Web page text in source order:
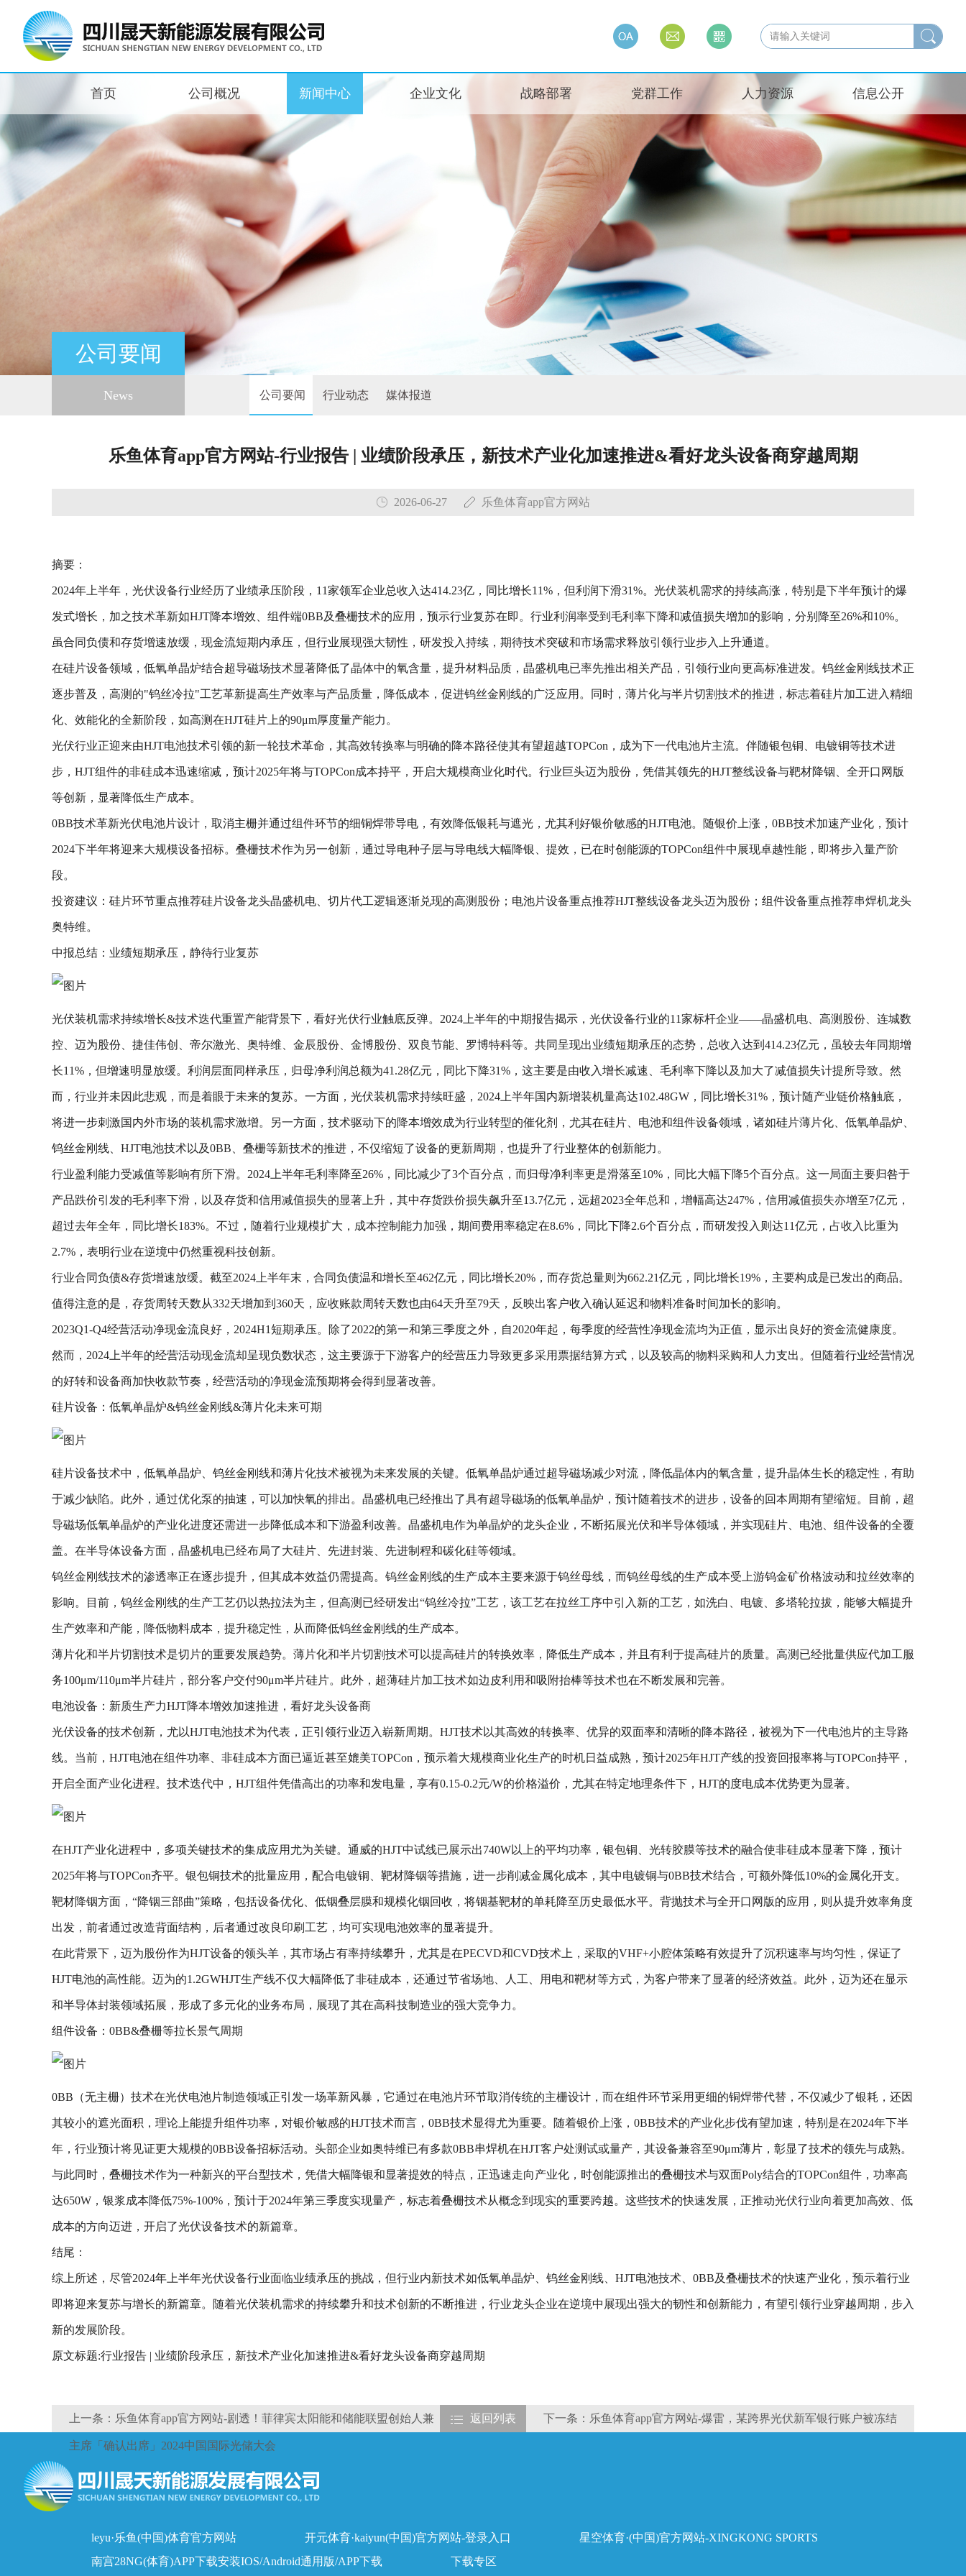
首页 公司概况 新闻中心 企业文化 战略部署 党群工作 人力资源 信息公开
公司要闻
News 公司要闻 行业动态 媒体报道
乐鱼体育app官方网站-行业报告 | 业绩阶段承压，新技术产业化加速推进&看好龙头设备商穿越周期
2026-06-27 乐鱼体育app官方网站
摘要：
2024年上半年，光伏设备行业经历了业绩承压阶段，11家领军企业总收入达414.23亿，同比增长11%，但利润下滑31%。光伏装机需求的持续高涨，特别是下半年预计的爆
发式增长，加之技术革新如HJT降本增效、组件端0BB及叠栅技术的应用，预示行业复苏在即。行业利润率受到毛利率下降和减值损失增加的影响，分别降至26%和10%。
虽合同负债和存货增速放缓，现金流短期内承压，但行业展现强大韧性，研发投入持续，期待技术突破和市场需求释放引领行业步入上升通道。
在硅片设备领域，低氧单晶炉结合超导磁场技术显著降低了晶体中的氧含量，提升材料品质，晶盛机电已率先推出相关产品，引领行业向更高标准进发。钨丝金刚线技术正
逐步普及，高测的"钨丝冷拉"工艺革新提高生产效率与产品质量，降低成本，促进钨丝金刚线的广泛应用。同时，薄片化与半片切割技术的推进，标志着硅片加工进入精细
化、效能化的全新阶段，如高测在HJT硅片上的90μm厚度量产能力。
光伏行业正迎来由HJT电池技术引领的新一轮技术革命，其高效转换率与明确的降本路径使其有望超越TOPCon，成为下一代电池片主流。伴随银包铜、电镀铜等技术进
步，HJT组件的非硅成本迅速缩减，预计2025年将与TOPCon成本持平，开启大规模商业化时代。行业巨头迈为股份，凭借其领先的HJT整线设备与靶材降铟、全开口网版
等创新，显著降低生产成本。
0BB技术革新光伏电池片设计，取消主栅并通过组件环节的细铜焊带导电，有效降低银耗与遮光，尤其利好银价敏感的HJT电池。随银价上涨，0BB技术加速产业化，预计
2024下半年将迎来大规模设备招标。叠栅技术作为另一创新，通过导电种子层与导电线大幅降银、提效，已在时创能源的TOPCon组件中展现卓越性能，即将步入量产阶
段。
投资建议：硅片环节重点推荐硅片设备龙头晶盛机电、切片代工逻辑逐渐兑现的高测股份；电池片设备重点推荐HJT整线设备龙头迈为股份；组件设备重点推荐串焊机龙头
奥特维。
中报总结：业绩短期承压，静待行业复苏
光伏装机需求持续增长&技术迭代重置产能背景下，看好光伏行业触底反弹。2024上半年的中期报告揭示，光伏设备行业的11家标杆企业——晶盛机电、高测股份、连城数
控、迈为股份、捷佳伟创、帝尔激光、奥特维、金辰股份、金博股份、双良节能、罗博特科等。共同呈现出业绩短期承压的态势，总收入达到414.23亿元，虽较去年同期增
长11%，但增速明显放缓。利润层面同样承压，归母净利润总额为41.28亿元，同比下降31%，这主要是由收入增长减速、毛利率下降以及加大了减值损失计提所导致。然
而，行业并未因此悲观，而是着眼于未来的复苏。一方面，光伏装机需求持续旺盛，2024上半年国内新增装机量高达102.48GW，同比增长31%，预计随产业链价格触底，
将进一步刺激国内外市场的装机需求激增。另一方面，技术驱动下的降本增效成为行业转型的催化剂，尤其在硅片、电池和组件设备领域，诸如硅片薄片化、低氧单晶炉、
钨丝金刚线、HJT电池技术以及0BB、叠栅等新技术的推进，不仅缩短了设备的更新周期，也提升了行业整体的创新能力。
行业盈利能力受减值等影响有所下滑。2024上半年毛利率降至26%，同比减少了3个百分点，而归母净利率更是滑落至10%，同比大幅下降5个百分点。这一局面主要归咎于
产品跌价引发的毛利率下滑，以及存货和信用减值损失的显著上升，其中存货跌价损失飙升至13.7亿元，远超2023全年总和，增幅高达247%，信用减值损失亦增至7亿元，
超过去年全年，同比增长183%。不过，随着行业规模扩大，成本控制能力加强，期间费用率稳定在8.6%，同比下降2.6个百分点，而研发投入则达11亿元，占收入比重为
2.7%，表明行业在逆境中仍然重视科技创新。
行业合同负债&存货增速放缓。截至2024上半年末，合同负债温和增长至462亿元，同比增长20%，而存货总量则为662.21亿元，同比增长19%，主要构成是已发出的商品。
值得注意的是，存货周转天数从332天增加到360天，应收账款周转天数也由64天升至79天，反映出客户收入确认延迟和物料准备时间加长的影响。
2023Q1-Q4经营活动净现金流良好，2024H1短期承压。除了2022的第一和第三季度之外，自2020年起，每季度的经营性净现金流均为正值，显示出良好的资金流健康度。
然而，2024上半年的经营活动现金流却呈现负数状态，这主要源于下游客户的经营压力导致更多采用票据结算方式，以及较高的物料采购和人力支出。但随着行业经营情况
的好转和设备商加快收款节奏，经营活动的净现金流预期将会得到显著改善。
硅片设备：低氧单晶炉&钨丝金刚线&薄片化未来可期
硅片设备技术中，低氧单晶炉、钨丝金刚线和薄片化技术被视为未来发展的关键。低氧单晶炉通过超导磁场减少对流，降低晶体内的氧含量，提升晶体生长的稳定性，有助
于减少缺陷。此外，通过优化泵的抽速，可以加快氧的排出。晶盛机电已经推出了具有超导磁场的低氧单晶炉，预计随着技术的进步，设备的回本周期有望缩短。目前，超
导磁场低氧单晶炉的产业化进度还需进一步降低成本和下游盈利改善。晶盛机电作为单晶炉的龙头企业，不断拓展光伏和半导体领域，并实现硅片、电池、组件设备的全覆
盖。在半导体设备方面，晶盛机电已经布局了大硅片、先进封装、先进制程和碳化硅等领域。
钨丝金刚线技术的渗透率正在逐步提升，但其成本效益仍需提高。钨丝金刚线的生产成本主要来源于钨丝母线，而钨丝母线的生产成本受上游钨金矿价格波动和拉丝效率的
影响。目前，钨丝金刚线的生产工艺仍以热拉法为主，但高测已经研发出“钨丝冷拉”工艺，该工艺在拉丝工序中引入新的工艺，如洗白、电镀、多塔轮拉拔，能够大幅提升
生产效率和产能，降低物料成本，提升稳定性，从而降低钨丝金刚线的生产成本。
薄片化和半片切割技术是切片的重要发展趋势。薄片化和半片切割技术可以提高硅片的转换效率，降低生产成本，并且有利于提高硅片的质量。高测已经批量供应代加工服
务100μm/110μm半片硅片，部分客户交付90μm半片硅片。此外，超薄硅片加工技术如边皮利用和吸附抬棒等技术也在不断发展和完善。
电池设备：新质生产力HJT降本增效加速推进，看好龙头设备商
光伏设备的技术创新，尤以HJT电池技术为代表，正引领行业迈入崭新周期。HJT技术以其高效的转换率、优异的双面率和清晰的降本路径，被视为下一代电池片的主导路
线。当前，HJT电池在组件功率、非硅成本方面已逼近甚至媲美TOPCon，预示着大规模商业化生产的时机日益成熟，预计2025年HJT产线的投资回报率将与TOPCon持平，
开启全面产业化进程。技术迭代中，HJT组件凭借高出的功率和发电量，享有0.15-0.2元/W的价格溢价，尤其在特定地理条件下，HJT的度电成本优势更为显著。
在HJT产业化进程中，多项关键技术的集成应用尤为关键。通威的HJT中试线已展示出740W以上的平均功率，银包铜、光转胶膜等技术的融合使非硅成本显著下降，预计
2025年将与TOPCon齐平。银包铜技术的批量应用，配合电镀铜、靶材降铟等措施，进一步削减金属化成本，其中电镀铜与0BB技术结合，可额外降低10%的金属化开支。
靶材降铟方面，“降铟三部曲”策略，包括设备优化、低铟叠层膜和规模化铟回收，将铟基靶材的单耗降至历史最低水平。背抛技术与全开口网版的应用，则从提升效率角度
出发，前者通过改造背面结构，后者通过改良印刷工艺，均可实现电池效率的显著提升。
在此背景下，迈为股份作为HJT设备的领头羊，其市场占有率持续攀升，尤其是在PECVD和CVD技术上，采取的VHF+小腔体策略有效提升了沉积速率与均匀性，保证了
HJT电池的高性能。迈为的1.2GWHJT生产线不仅大幅降低了非硅成本，还通过节省场地、人工、用电和靶材等方式，为客户带来了显著的经济效益。此外，迈为还在显示
和半导体封装领域拓展，形成了多元化的业务布局，展现了其在高科技制造业的强大竞争力。
组件设备：0BB&叠栅等拉长景气周期
0BB（无主栅）技术在光伏电池片制造领域正引发一场革新风暴，它通过在电池片环节取消传统的主栅设计，而在组件环节采用更细的铜焊带代替，不仅减少了银耗，还因
其较小的遮光面积，理论上能提升组件功率，对银价敏感的HJT技术而言，0BB技术显得尤为重要。随着银价上涨，0BB技术的产业化步伐有望加速，特别是在2024年下半
年，行业预计将见证更大规模的0BB设备招标活动。头部企业如奥特维已有多款0BB串焊机在HJT客户处测试或量产，其设备兼容至90μm薄片，彰显了技术的领先与成熟。
与此同时，叠栅技术作为一种新兴的平台型技术，凭借大幅降银和显著提效的特点，正迅速走向产业化，时创能源推出的叠栅技术与双面Poly结合的TOPCon组件，功率高
达650W，银浆成本降低75%-100%，预计于2024年第三季度实现量产，标志着叠栅技术从概念到现实的重要跨越。这些技术的快速发展，正推动光伏行业向着更加高效、低
成本的方向迈进，开启了光伏设备技术的新篇章。
结尾：
综上所述，尽管2024年上半年光伏设备行业面临业绩承压的挑战，但行业内新技术如低氧单晶炉、钨丝金刚线、HJT电池技术、0BB及叠栅技术的快速产业化，预示着行业
即将迎来复苏与增长的新篇章。随着光伏装机需求的持续攀升和技术创新的不断推进，行业龙头企业在逆境中展现出强大的韧性和创新能力，有望引领行业穿越周期，步入
新的发展阶段。
原文标题:行业报告 | 业绩阶段承压，新技术产业化加速推进&看好龙头设备商穿越周期
上一条：乐鱼体育app官方网站-剧透！菲律宾太阳能和储能联盟创始人兼
主席「确认出席」2024中国国际光储大会
返回列表 下一条：乐鱼体育app官方网站-爆雷，某跨界光伏新军银行账户被冻结
leyu·乐鱼(中国)体育官方网站 开元体育·kaiyun(中国)官方网站-登录入口
星空体育·(中国)官方网站-XINGKONG SPORTS
南宫28NG(体育)APP下载安装IOS/Android通用版/APP下载
下载专区